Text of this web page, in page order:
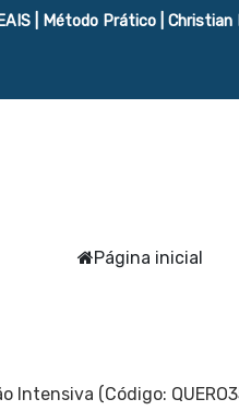
| Método Prático | Christian
Página inicial